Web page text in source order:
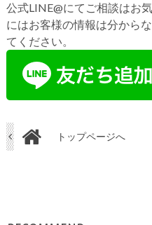
公式LINE@にてご相談はお
にはお客様の情報は分から
てください。
トップページへ